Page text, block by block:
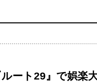
ート29』で娯楽